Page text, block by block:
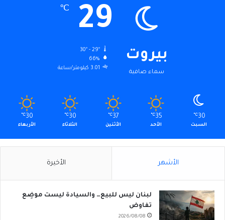
بيروت
سماء صافية
29
℃
30º - 29º
66%
3.01 كيلومتر/ساعة
30
℃
السبت
35
℃
الأحد
37
℃
الأثنين
30
℃
الثلاثاء
30
℃
الأربعاء
الأشهر الأخيرة
لبنان ليس للبيع… والسيادة ليست موضِع
تفاوض
2026/08/08